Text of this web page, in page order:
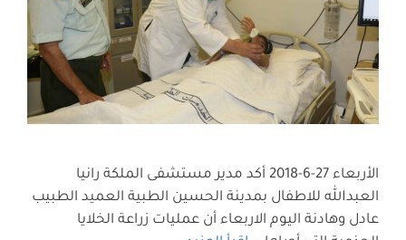
الأربعاء 27-6-2018 أكد مدير مستشفى الملكة رانيا
العبدالله للاطفال بمدينة الحسين الطبية العميد الطبيب
عادل وهادنة اليوم الاربعاء أن عمليات زراعة الخلايا